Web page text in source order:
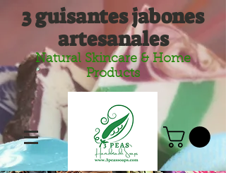
3 guisantes jabones
artesanales
Natural Skincare & Home
Products